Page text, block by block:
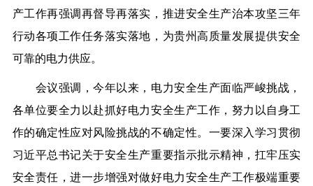
产工作再强调再督导再落实，推进安全生产治本攻坚三年
行动各项工作任务落实落地，为贵州高质量发展提供安全
可靠的电力供应。
会议强调，今年以来，电力安全生产面临严峻挑战，
各单位要全力以赴抓好电力安全生产工作，努力以自身工
作的确定性应对风险挑战的不确定性。 一要深入学习贯彻
习近平总书记关于安全生产重要指示批示精神，扛牢压实
安全责任，进一步增强对做好电力安全生产工作极端重要